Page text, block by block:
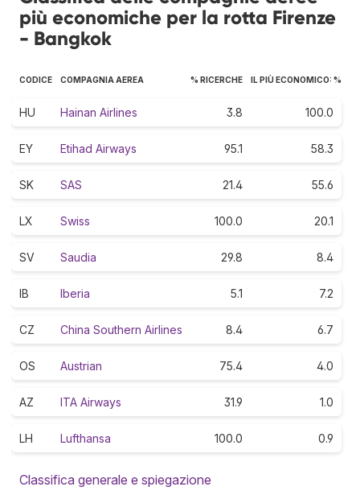
più economiche per la rotta Firenze
- Bangkok
CODICE COMPAGNIA AEREA % RICERCHE IL PIÙ ECONOMICO: %
HU Hainan Airlines 3.8 100.0
EY Etihad Airways 95.1 58.3
SK SAS 21.4 55.6
LX Swiss 100.0 20.1
SV Saudia 29.8 8.4
IB Iberia 5.1 7.2
CZ China Southern Airlines 8.4 6.7
OS Austrian 75.4 4.0
AZ ITA Airways 31.9 1.0
LH Lufthansa 100.0 0.9
Classifica generale e spiegazione